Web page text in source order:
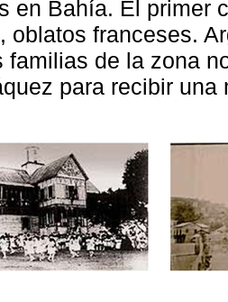
en Bahía. El primer
oblatos franceses.
familias de la zona
para recibir una